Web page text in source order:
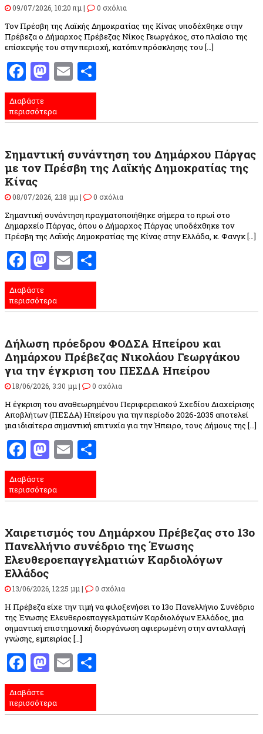
09/07/2026, 10:20 πμ | 0 σχόλια
Τον Πρέσβη της Λαϊκής Δημοκρατίας της Κίνας υποδέχθηκε στην
Πρέβεζα ο Δήμαρχος Πρέβεζας Νίκος Γεωργάκος, στο πλαίσιο της
επίσκεψής του στην περιοχή, κατόπιν πρόσκλησης του […]
Facebook
Mastodon
Email
Διαβάστε
περισσότερα
Σημαντική συνάντηση του Δημάρχου Πάργας
με τον Πρέσβη της Λαϊκής Δημοκρατίας της
Κίνας
08/07/2026, 2:18 μμ | 0 σχόλια
Σημαντική συνάντηση πραγματοποιήθηκε σήμερα το πρωί στο
Δημαρχείο Πάργας, όπου ο Δήμαρχος Πάργας υποδέχθηκε τον
Πρέσβη της Λαϊκής Δημοκρατίας της Κίνας στην Ελλάδα, κ. Φανγκ […]
Facebook
Mastodon
Email
Διαβάστε
περισσότερα
Δήλωση πρόεδρου ΦΟΔΣΑ Ηπείρου και
Δημάρχου Πρέβεζας Νικολάου Γεωργάκου
για την έγκριση του ΠΕΣΔΑ Ηπείρου
18/06/2026, 3:30 μμ | 0 σχόλια
Η έγκριση του αναθεωρημένου Περιφερειακού Σχεδίου Διαχείρισης
Αποβλήτων (ΠΕΣΔΑ) Ηπείρου για την περίοδο 2026-2035 αποτελεί
μια ιδιαίτερα σημαντική επιτυχία για την Ήπειρο, τους Δήμους της […]
Facebook
Mastodon
Email
Διαβάστε
περισσότερα
Χαιρετισμός του Δημάρχου Πρέβεζας στο 13ο
Πανελλήνιο συνέδριο της Ένωσης
Ελευθεροεπαγγελματιών Καρδιολόγων
Ελλάδος
13/06/2026, 12:25 μμ | 0 σχόλια
Η Πρέβεζα είχε την τιμή να φιλοξενήσει το 13ο Πανελλήνιο Συνέδριο
της Ένωσης Ελευθεροεπαγγελματιών Καρδιολόγων Ελλάδος, μια
σημαντική επιστημονική διοργάνωση αφιερωμένη στην ανταλλαγή
γνώσης, εμπειρίας […]
Facebook
Mastodon
Email
Διαβάστε
περισσότερα